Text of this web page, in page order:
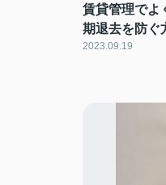
賃貸管理でよ
期退去を防ぐ
2023.09.19